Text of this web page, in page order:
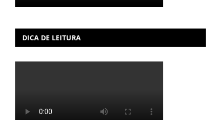
DICA DE LEITURA